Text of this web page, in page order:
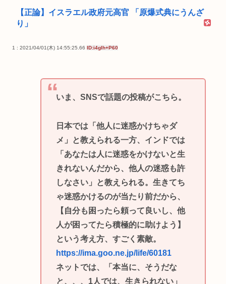
【正論】イスラエル政府元高官 「原爆式典にうんざ
り」
1 : 2021/04/01(木) 14:55:25.66 ID:i4glh+P60
いま、SNSで話題の投稿がこちら。
日本では「他人に迷惑かけちゃダ
メ」と教えられる一方、インドでは
「あなたは人に迷惑をかけないと生
きれないんだから、他人の迷惑も許
しなさい」と教えられる。生きてち
ゃ迷惑かけるのが当たり前だから、
【自分も困ったら頼って良いし、他
人が困ってたら積極的に助けよう】
という考え方、すごく素敵。
https://ima.goo.ne.jp/life/60181
ネットでは、「本当に、そうだな
と、、、1人では、生きられない」